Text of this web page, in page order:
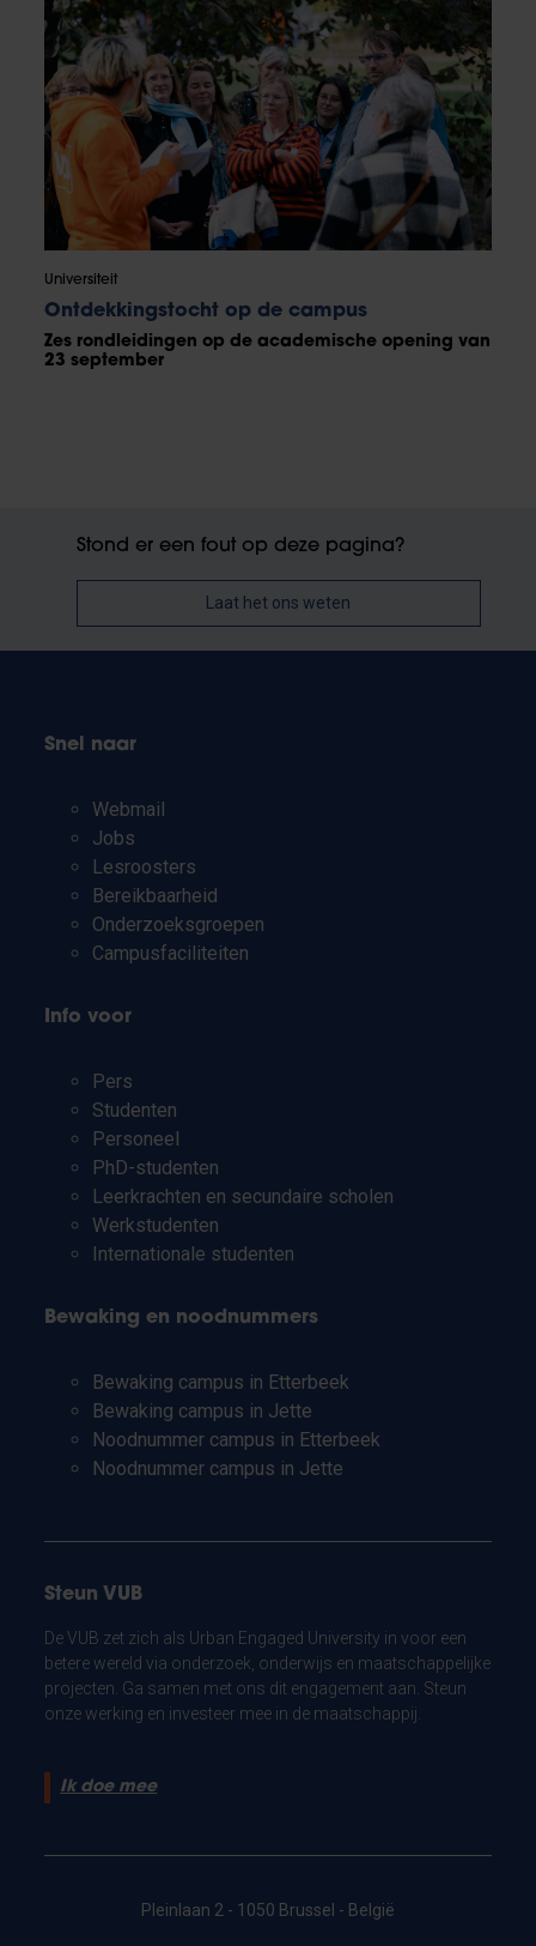
Universiteit
Ontdekkingstocht op de campus
Zes rondleidingen op de academische opening van
23 september
Stond er een fout op deze pagina?
Laat het ons weten
Snel naar
Webmail
Jobs
Lesroosters
Bereikbaarheid
Onderzoeksgroepen
Campusfaciliteiten
Info voor
Pers
Studenten
Personeel
PhD-studenten
Leerkrachten en secundaire scholen
Werkstudenten
Internationale studenten
Bewaking en noodnummers
Bewaking campus in Etterbeek
Bewaking campus in Jette
Noodnummer campus in Etterbeek
Noodnummer campus in Jette
Steun VUB
De VUB zet zich als Urban Engaged University in voor een
betere wereld via onderzoek, onderwijs en maatschappelijke
projecten. Ga samen met ons dit engagement aan. Steun
onze werking en investeer mee in de maatschappij.
Ik doe mee
Pleinlaan 2 - 1050 Brussel - België